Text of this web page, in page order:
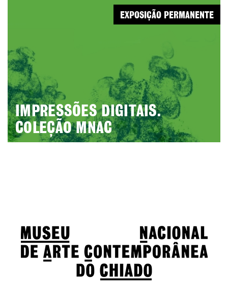
IMPRESSÕES DIGITAIS.
COLEÇÃO MNAC
EXPOSIÇÃO PERMANENTE